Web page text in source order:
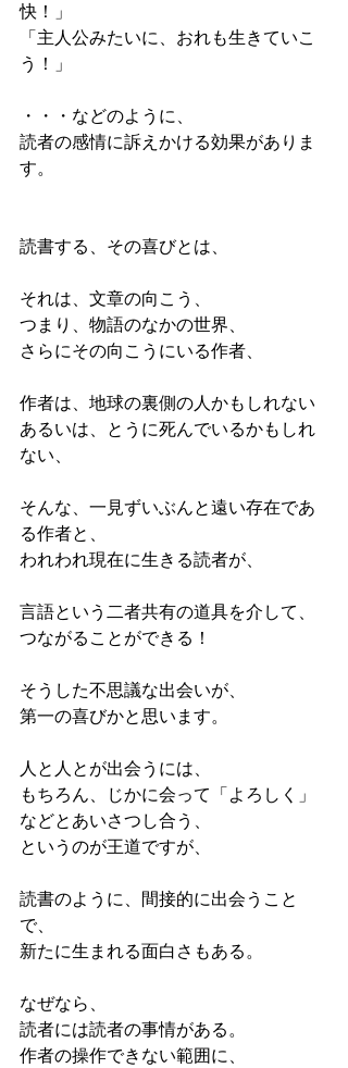
快！」
「主人公みたいに、おれも生きていこ
う！」
・・・などのように、
読者の感情に訴えかける効果がありま
す。
読書する、その喜びとは、
それは、文章の向こう、
つまり、物語のなかの世界、
さらにその向こうにいる作者、
作者は、地球の裏側の人かもしれない
あるいは、とうに死んでいるかもしれ
ない、
そんな、一見ずいぶんと遠い存在であ
る作者と、
われわれ現在に生きる読者が、
言語という二者共有の道具を介して、
つながることができる！
そうした不思議な出会いが、
第一の喜びかと思います。
人と人とが出会うには、
もちろん、じかに会って「よろしく」
などとあいさつし合う、
というのが王道ですが、
読書のように、間接的に出会うこと
で、
新たに生まれる面白さもある。
なぜなら、
読者には読者の事情がある。
作者の操作できない範囲に、